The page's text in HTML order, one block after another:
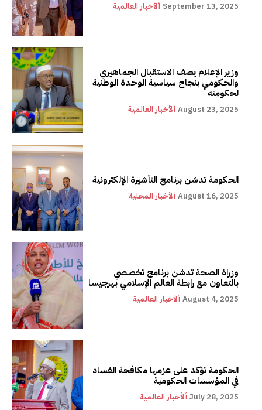
ألأخبار العالمية September 13, 2025
وزير الإعلام يصف الاستقبال الجماهيري
والحكومي بنجاح سياسية الوحدة الوطنية
لحكومته
ألأخبار العالمية August 23, 2025
الحكومة تدشن برنامج التأشيرة الإلكترونية
ألأخبار المحلية August 16, 2025
وزراة الصحة تدشن برنامج تخصصي
بالتعاون مع رابطة العالم الإسلامي بهرجيسا
ألأخبار العالمية August 4, 2025
الحكومة تؤكد على عزمها مكافحة الفساد
في المؤسسات الحكومية
ألأخبار العالمية July 28, 2025